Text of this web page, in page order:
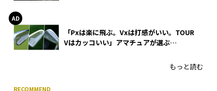
「Pxは楽に飛ぶ。Vxは打感がいい。TOUR
Vはカッコいい」アマチュアが選ぶ
もっと読む